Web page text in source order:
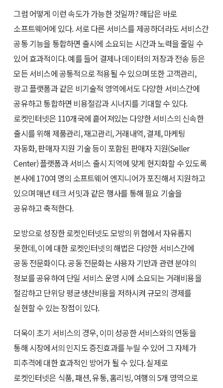
그럼 어떻게 이런 속도가 가능한 것일까? 해답은 바로
소프트웨어에 있다. 서로 다른 서비스를 제공하더라도 서비스간
공통 기능을 통합하면 출시에 소요되는 시간과 노력을 줄일 수
있어 효과적이다. 예를 들어 결제나 데이터의 저장과 전송 등은
모든 서비스에 공통적으로 적용될 수 있으며 또한 고객관리,
광고 플랫폼과 같은 비기술적 영역에서도 다양한 서비스간에
공유하고 통합하면 비용절감과 시너지를 기대할 수 있다.
로켓인터넷은 110개국에 흩어져있는 다양한 서비스의 신속한
출시를 위해 제품관리, 재고관리, 거래내역, 결제, 마케팅
자동화, 판매자 지원 기술 등이 포함된 판매자 지원(Seller
Center) 플랫폼과 서비스 출시 지역에 맞게 현지화할 수 있도록
본사에 170여 명의 소프트웨어 엔지니어가 포진해서 지원하고
있으며 매년 테크 서밋과 같은 행사를 통해 필요 기술을
공유하고 축적한다.
모방으로 성장한 로켓인터넷도 모방의 위협에서 자유롭지
못한데, 이에 대한 로켓인터넷의 해법은 다양한 서비스간에
공동 전문화이다. 공동 전문화는 사용자 기반과 관련 분야의
정보를 공유하여 단일 서비스 운영 시에 소요되는 거래비용을
절감하고 단위당 평균생산비용을 저하시켜 규모의 경제를
실현할 수 있는 장점이 있다.
더욱이 초기 서비스의 경우, 이미 성공한 서비스와의 연동을
통해 시장에서의 인지도 증진효과를 누릴 수 있어 그 자체가
피추격에 대한 효과적인 방어가 될 수 있다. 실제로
로켓인터넷은 식품, 패션, 유통, 홈리빙, 여행의 5개 영역으로